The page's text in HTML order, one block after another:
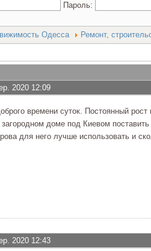
Пароль:
Одесса Ремонт,
2020 12:09
времени суток. Постоянный
загородном доме под Киевом
для него лучше использовать и
2020 12:43